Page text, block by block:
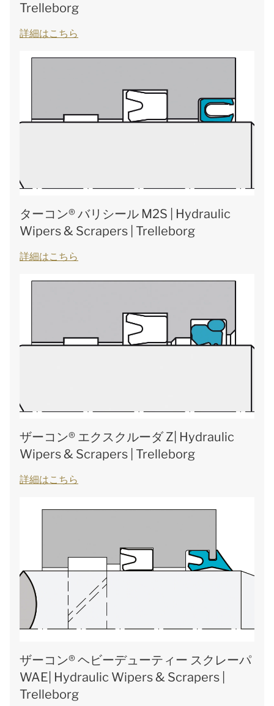
Trelleborg
詳細はこちら
ターコン® バリシール M2S | Hydraulic
Wipers & Scrapers | Trelleborg
詳細はこちら
ザーコン® エクスクルーダ Z| Hydraulic
Wipers & Scrapers | Trelleborg
詳細はこちら
ザーコン® ヘビーデューティー スクレーパ
WAE| Hydraulic Wipers & Scrapers |
Trelleborg